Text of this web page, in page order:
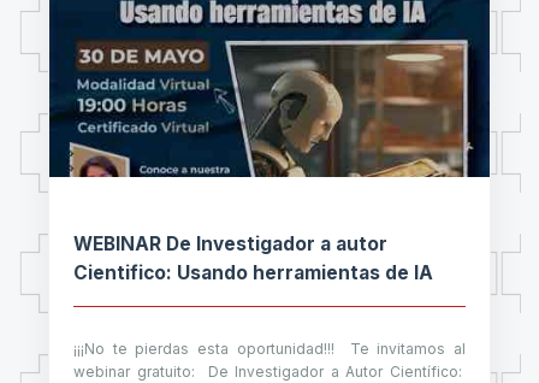
WEBINAR De Investigador a autor
Cientifico: Usando herramientas de IA
¡¡¡No te pierdas esta oportunidad!!! Te invitamos al
webinar gratuito: De Investigador a Autor Científico: